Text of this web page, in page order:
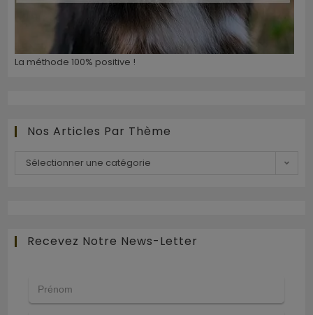
La méthode 100% positive !
Nos Articles Par Thème
Sélectionner une catégorie
Recevez Notre News-Letter